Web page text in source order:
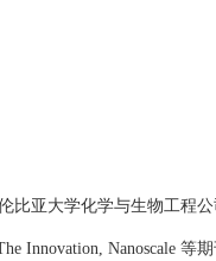
比亚大学化学与生物工程公
Innovation, Nanoscale 等